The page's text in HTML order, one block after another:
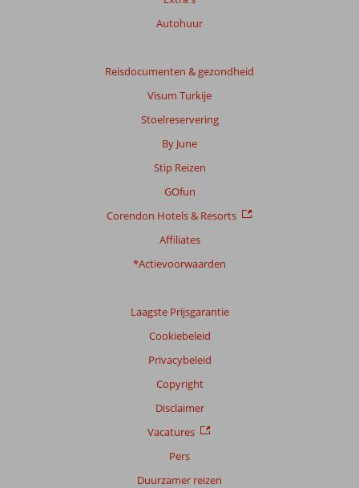
Autohuur
Reisdocumenten & gezondheid
Visum Turkije
Stoelreservering
By June
Stip Reizen
GOfun
Corendon Hotels & Resorts
Affiliates
*Actievoorwaarden
Laagste Prijsgarantie
Cookiebeleid
Privacybeleid
Copyright
Disclaimer
Vacatures
Pers
Duurzamer reizen